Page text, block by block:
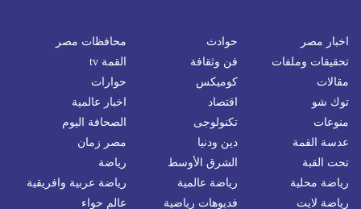
اخبار مصر حوادث
محافظات مصر
تحقيقات وملفات
فن وثقافة
القمة tv
مقالات
كوميكس
حوارات
توك شو
اقتصاد
اخبار عالمية
منوعات
تكنولوجى
الصحافة اليوم
عدسة القمة
دين ودنيا
مصر زمان
تحت القبة
الشرق الأوسط
رياضة
رياضة محلية
رياضة عالمية
رياضة عربية وافريقية
رياضة لايت
فديوهات رياضية عالم حواء